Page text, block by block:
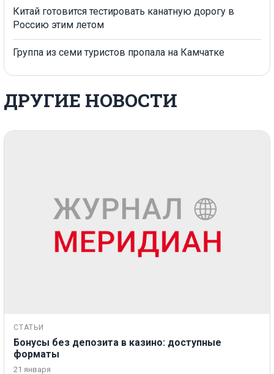
Китай готовится тестировать канатную дорогу в
Россию этим летом
Группа из семи туристов пропала на Камчатке
ДРУГИЕ НОВОСТИ
СТАТЬИ
Бонусы без депозита в казино: доступные
форматы
21 января